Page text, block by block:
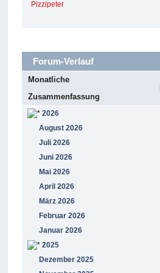
Pizzipeter
Forum-Verlauf
Monatliche
Zusammenfassung
2026
August 2026
Juli 2026
Juni 2026
Mai 2026
April 2026
März 2026
Februar 2026
Januar 2026
2025
Dezember 2025